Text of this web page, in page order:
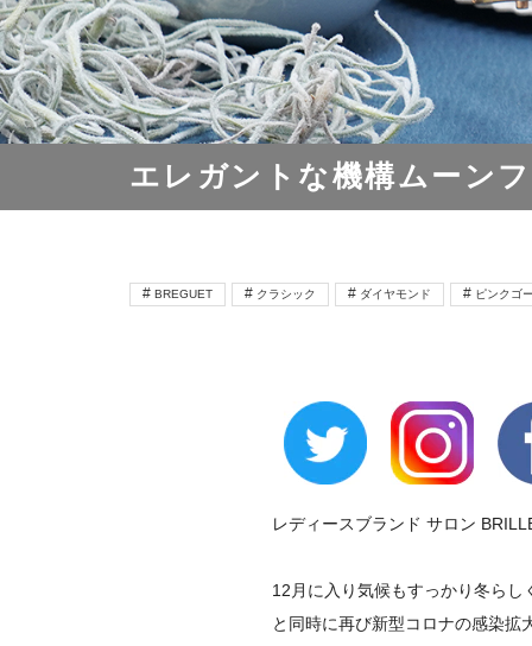
エレガントな機構ムーン
BREGUET クラシック ダイヤモンド ピンクゴ
レディースブランド サロン
12月に入り気候もすっかり冬らし
と同時に再び新型コロナの感染拡